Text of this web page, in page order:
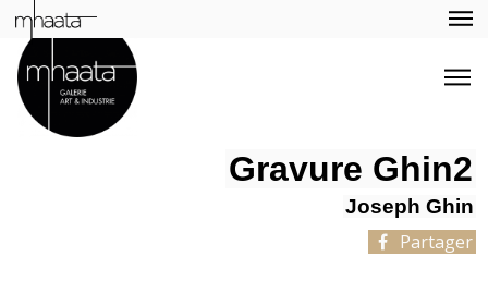
Gravure Ghin2
Joseph Ghin
Partager